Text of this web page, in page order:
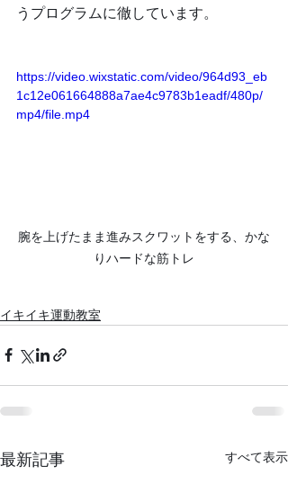
うプログラムに徹しています。
https://video.wixstatic.com/video/964d93_eb
1c12e061664888a7ae4c9783b1eadf/480p/
mp4/file.mp4
腕を上げたまま進みスクワットをする、かな
りハードな筋トレ
イキイキ運動教室
最新記事 すべて表示